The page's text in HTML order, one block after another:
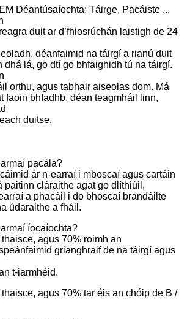
Déantúsaíochta: Táirge, Pacáiste ...
duit ar d’fhiosrúchán laistigh de 24
déanfaimid na táirgí a rianú duit
dhá lá, go dtí go bhfaighidh tú na táirgí.
orthu, agus tabhair aiseolas dom. Má
faoin bhfadhb, déan teagmháil linn,
duitse.
pacála?
ár n-earraí i mboscaí agus cartáin
paitinn cláraithe agat go dlíthiúil,
a phacáil i do bhoscaí brandáilte
údaraithe a fháil.
íocaíochta?
agus 70% roimh an
grianghraif de na táirgí agus
t-iarmhéid.
agus 70% tar éis an chóip de B /